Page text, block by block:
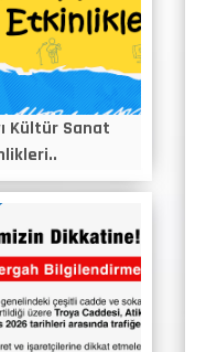
Kültür Sanat